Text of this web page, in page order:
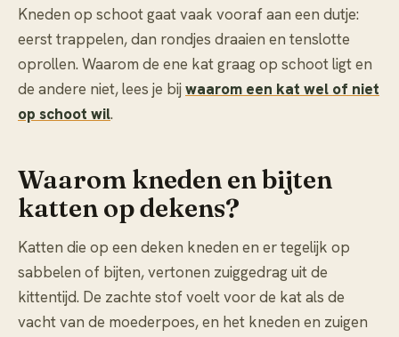
Kneden op schoot gaat vaak vooraf aan een dutje:
eerst trappelen, dan rondjes draaien en tenslotte
oprollen. Waarom de ene kat graag op schoot ligt en
de andere niet, lees je bij waarom een kat wel of niet
op schoot wil.
Waarom kneden en bijten
katten op dekens?
Katten die op een deken kneden en er tegelijk op
sabbelen of bijten, vertonen zuiggedrag uit de
kittentijd. De zachte stof voelt voor de kat als de
vacht van de moederpoes, en het kneden en zuigen